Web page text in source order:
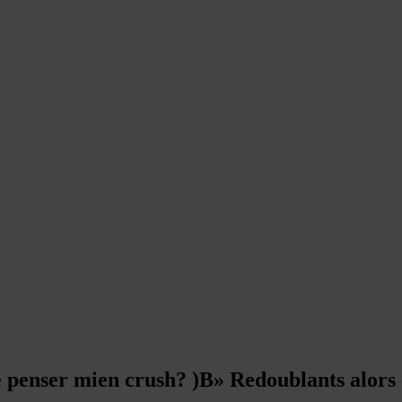
mien crush? )В» Redoublants